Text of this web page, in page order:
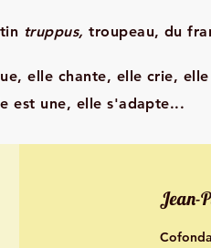
truppus, troupeau, du
elle chante, elle crie,
est une, elle s'adapte...
Jean-